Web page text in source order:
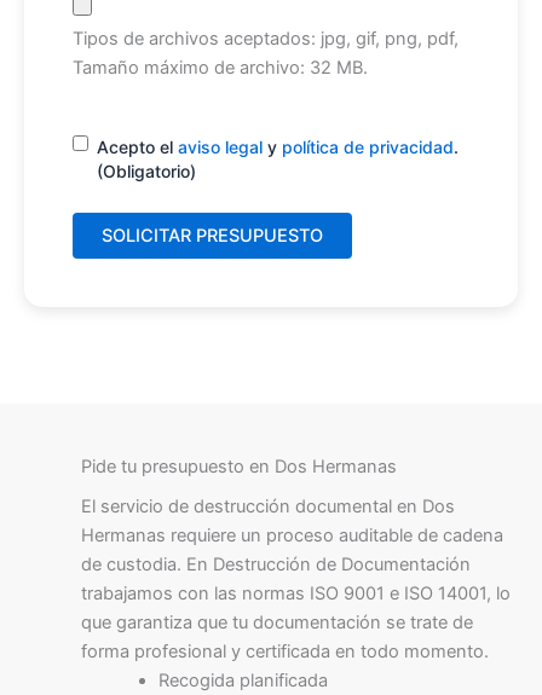
Tipos de archivos aceptados: jpg, gif, png, pdf,
Tamaño máximo de archivo: 32 MB.
Consentimiento(Obligatorio)
Acepto el aviso legal y política de privacidad.
(Obligatorio)
Pide tu presupuesto en Dos Hermanas
El servicio de destrucción documental en Dos
Hermanas requiere un proceso auditable de cadena
de custodia. En Destrucción de Documentación
trabajamos con las normas ISO 9001 e ISO 14001, lo
que garantiza que tu documentación se trate de
forma profesional y certificada en todo momento.
Recogida planificada